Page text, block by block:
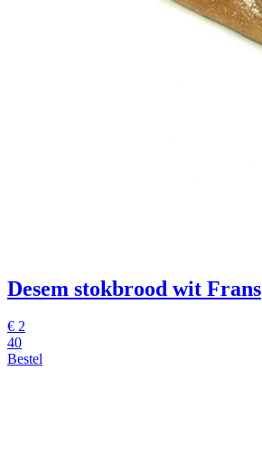
Desem stokbrood wit Frans
€ 2
40
Bestel